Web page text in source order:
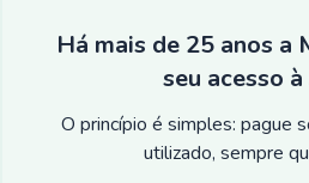
Há mais de 25 anos a
seu acesso
O princípio é simples: pague
utilizado, sempre